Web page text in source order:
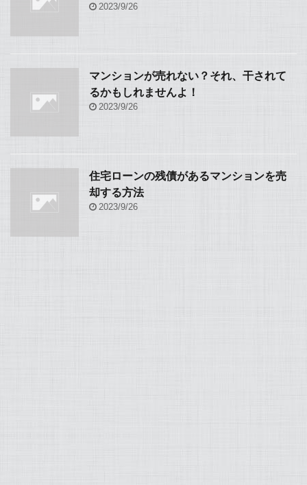
2023/9/26
マンションが売れない？それ、干されて
るかもしれませんよ！
2023/9/26
住宅ローンの残債があるマンションを売
却する方法
2023/9/26